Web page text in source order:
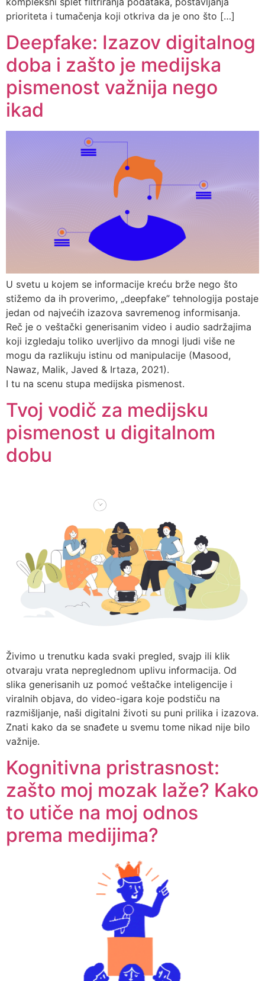
prioriteta i tumačenja koji otkriva da je ono što […]
Deepfake: Izazov digitalnog
doba i zašto je medijska
pismenost važnija nego
ikad
U svetu u kojem se informacije kreću brže nego što
stižemo da ih proverimo, „deepfake” tehnologija postaje
jedan od najvećih izazova savremenog informisanja.
Reč je o veštački generisanim video i audio sadržajima
koji izgledaju toliko uverljivo da mnogi ljudi više ne
mogu da razlikuju istinu od manipulacije (Masood,
Nawaz, Malik, Javed & Irtaza, 2021).
I tu na scenu stupa medijska pismenost.
Tvoj vodič za medijsku
pismenost u digitalnom
dobu
Živimo u trenutku kada svaki pregled, svajp ili klik
otvaraju vrata nepreglednom uplivu informacija. Od
slika generisanih uz pomoć veštačke inteligencije i
viralnih objava, do video-igara koje podstiču na
razmišljanje, naši digitalni životi su puni prilika i izazova.
Znati kako da se snađete u svemu tome nikad nije bilo
važnije.
Kognitivna pristrasnost:
zašto moj mozak laže? Kako
to utiče na moj odnos
prema medijima?